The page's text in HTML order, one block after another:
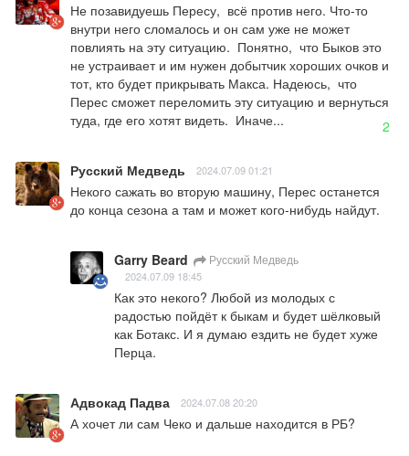
Не позавидуешь Пересу,  всё против него. Что-то
внутри него сломалось и он сам уже не может
повлиять на эту ситуацию.  Понятно,  что Быков это
не устраивает и им нужен добытчик хороших очков и
тот, кто будет прикрывать Макса. Надеюсь,  что
Перес сможет переломить эту ситуацию и вернуться
туда, где его хотят видеть.  Иначе...
2
Русский Медведь 2024.07.09 01:21
Некого сажать во вторую машину, Перес останется
до конца сезона а там и может кого-нибудь найдут.
Garry Beard Русский Медведь
2024.07.09 18:45
Как это некого? Любой из молодых с
радостью пойдёт к быкам и будет шёлковый
как Ботакс. И я думаю ездить не будет хуже
Перца.
Адвокад Падва 2024.07.08 20:20
А хочет ли сам Чеко и дальше находится в РБ?